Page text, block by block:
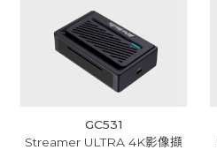
GC531
Streamer ULTRA 4K影像擷